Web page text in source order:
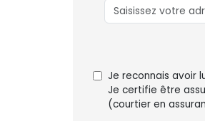
Je reconnais avoir
Je certifie être
(courtier en